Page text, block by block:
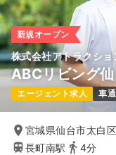
新規オープン
株式会社アトラクシ
ABCリビング
エージェント求人 車
宮城県仙台市太白
長町南駅
4分